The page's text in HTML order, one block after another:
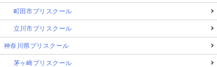
町田市プリスクール
立川市プリスクール
神奈川県プリスクール
茅ヶ崎プリスクール